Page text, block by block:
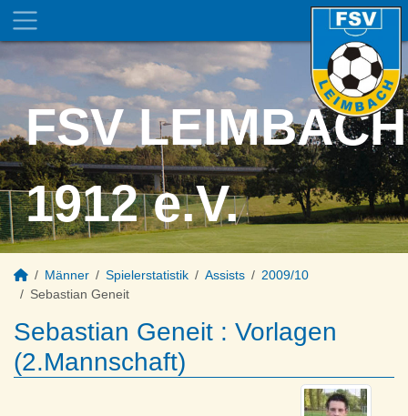
FSV LEIMBACH
1912 e.V.
Männer Spielerstatistik Assists
2009/10
Sebastian Geneit
Sebastian Geneit : Vorlagen
(2.Mannschaft)